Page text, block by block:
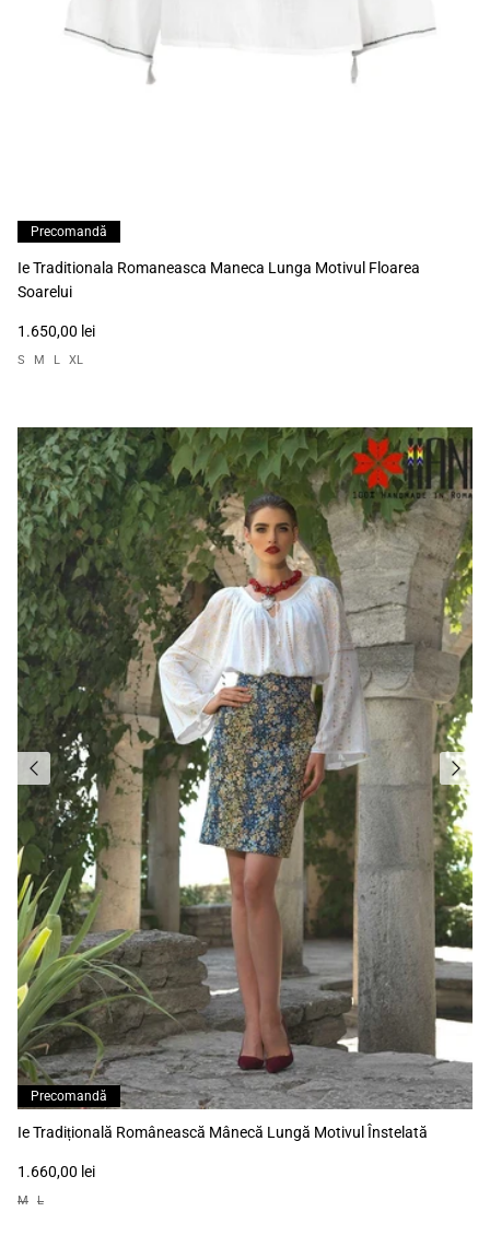
Precomandă
Ie Traditionala Romaneasca Maneca Lunga Motivul Floarea
Soarelui
1.650,00 lei
S M L XL
Precomandă
Ie Tradițională Românească Mânecă Lungă Motivul Înstelată
1.660,00 lei
M L